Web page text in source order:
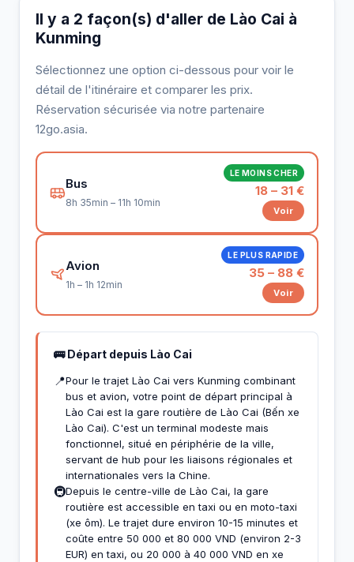
Il y a 2 façon(s) d'aller de Lào Cai à
Kunming
Sélectionnez une option ci-dessous pour voir le
détail de l'itinéraire et comparer les prix.
Réservation sécurisée via notre partenaire
12go.asia.
Bus
8h 35min – 11h 10min
LE MOINS CHER
18 – 31 €
Voir
Avion
1h – 1h 12min
LE PLUS RAPIDE
35 – 88 €
Voir
🚌 Départ depuis Lào Cai
📍Pour le trajet Lào Cai vers Kunming combinant
bus et avion, votre point de départ principal à
Lào Cai est la gare routière de Lào Cai (Bến xe
Lào Cai). C'est un terminal modeste mais
fonctionnel, situé en périphérie de la ville,
servant de hub pour les liaisons régionales et
internationales vers la Chine.
🚇Depuis le centre-ville de Lào Cai, la gare
routière est accessible en taxi ou en moto-taxi
(xe ôm). Le trajet dure environ 10-15 minutes et
coûte entre 50 000 et 80 000 VND (environ 2-3
EUR) en taxi, ou 20 000 à 40 000 VND en xe